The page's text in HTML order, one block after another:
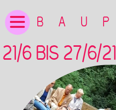
21/6 BIS 27/6/21